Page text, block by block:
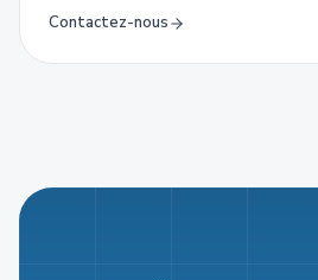
Contactez-nous